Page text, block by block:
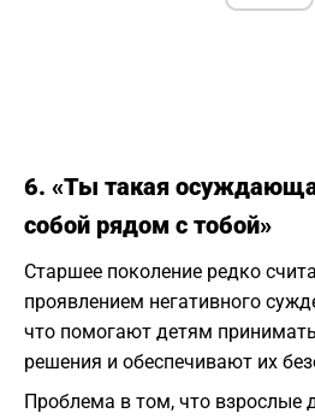
6. «Ты такая
собой рядом с тобой»
Старшее поколение редко
проявлением негативного
что помогают детям
решения и обеспечивают их
Проблема в том, что взрослые